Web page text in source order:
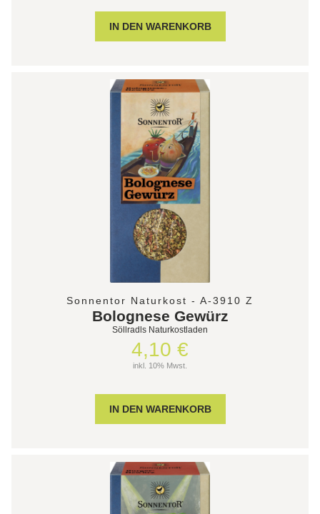
Sonnentor Naturkost - A-3910 Z
Bolognese Gewürz
Söllradls Naturkostladen
4,10 €
inkl. 10% Mwst.